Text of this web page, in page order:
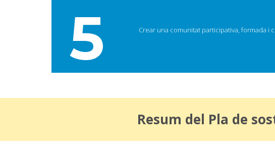
5 Crear una comunitat participativa, formada i
Resum del Pla de